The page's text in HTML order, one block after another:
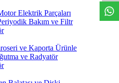
Elektrik Parçaları
Bakım ve Filtr
ve Kaporta Ürünle
ve Radyatör